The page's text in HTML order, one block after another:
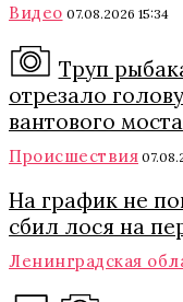
Видео 07.08.2026 15:34
Труп
отрезало
вантового моста
Происшествия
На график не
сбил лося на
Ленинградская